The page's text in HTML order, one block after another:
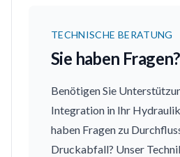
TECHNISCHE BERATUNG
Sie haben Fragen?
Benötigen Sie
Integration in Ihr
haben Fragen zu
Druckabfall? Unser